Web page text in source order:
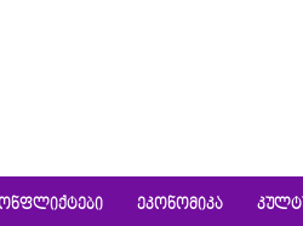
ᲔᲙᲝᲜᲝᲛᲘᲙᲐ